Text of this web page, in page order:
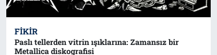
FIKIR
Paslı tellerden vitrin ışıklarına: Zamansız bir
Metallica diskografisi